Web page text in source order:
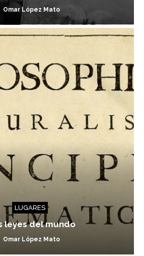
Omar López Mato
LUGARES
leyes del mundo
Omar López Mato